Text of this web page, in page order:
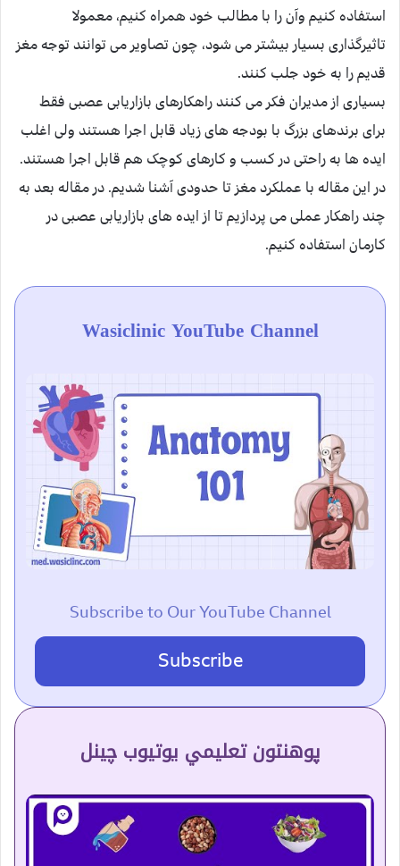
استفاده کنیم وآن را با مطالب خود همراه کنیم، معمولا
تاثیرگذاری بسیار بیشتر می شود، چون تصاویر می توانند توجه مغز
قدیم را به خود جلب کنند.
بسیاری از مدیران فکر می کنند راهکارهای بازاریابی عصبی فقط
برای برندهای بزرگ با بودجه های زیاد قابل اجرا هستند ولی اغلب
ایده ها به راحتی در کسب و کارهای کوچک هم قابل اجرا هستند.
در این مقاله با عملکرد مغز تا حدودی آشنا شدیم. در مقاله بعد به
چند راهکار عملی می پردازیم تا از ایده های بازاریابی عصبی در
کارمان استفاده کنیم.
Wasiclinic YouTube Channel
Subscribe to Our YouTube Channel
Subscribe
پوهنتون تعلیمي یوتیوب چینل